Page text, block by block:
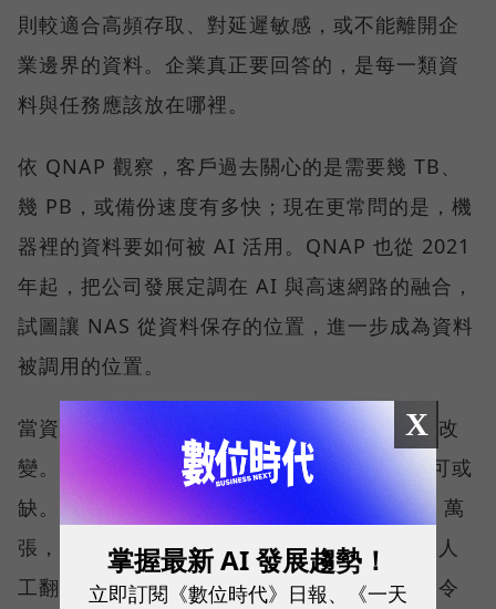
則較適合高頻存取、對延遲敏感，或不能離開企
業邊界的資料。企業真正要回答的，是每一類資
料與任務應該放在哪裡。
依 QNAP 觀察，客戶過去關心的是需要幾 TB、
幾 PB，或備份速度有多快；現在更常問的是，機
器裡的資料要如何被 AI 活用。QNAP 也從 2021
年起，把公司發展定調在 AI 與高速網路的融合，
試圖讓 NAS 從資料保存的位置，進一步成為資料
被調用的位置。
當資料量持續擴大，搜尋與管理方式也會跟著改
變。「在 NAS 裡放入 AI Agent 會越來越不可或
缺。」劉文義舉例，當照片累積到 10 萬、20 萬
張，要找出其中幾張特定畫面，已不可能只靠人
工翻找。此時，能理解內容、接受自然語言指令
X
掌握最新 AI 發展趨勢！
立即訂閱《數位時代》日報、《一天